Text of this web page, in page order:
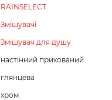
RAINSELECT
Змішувачі
Змішувач для душу
настінний прихований
глянцева
хром